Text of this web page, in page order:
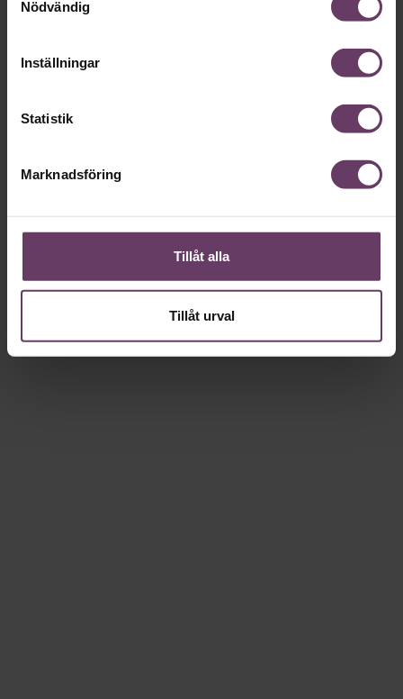
Nödvändig
Inställningar
Statistik
Marknadsföring
Tillåt alla
Tillåt urval